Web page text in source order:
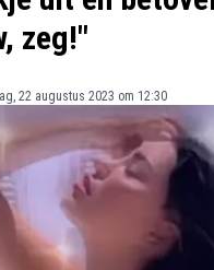
zeg!"
22 augustus 2023 om 12:30